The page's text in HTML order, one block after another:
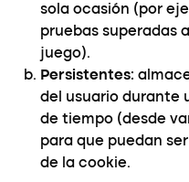
sola ocasión (por
pruebas superadas
juego).
Persistentes:
del usuario durante
de tiempo (desde
para que puedan
de la cookie.